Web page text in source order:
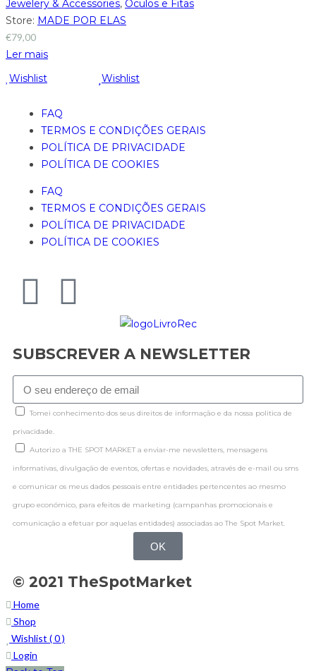
Jewelery & Accessories, Óculos e Fitas
Store: MADE POR ELAS
€79,00
Ler mais
Wishlist
Wishlist
FAQ
TERMOS E CONDIÇÕES GERAIS
POLÍTICA DE PRIVACIDADE
POLÍTICA DE COOKIES
FAQ
TERMOS E CONDIÇÕES GERAIS
POLÍTICA DE PRIVACIDADE
POLÍTICA DE COOKIES
SUBSCREVER A NEWSLETTER
Tomei conhecimento dos seus direitos de informação e da nossa politica de
privacidade.
Autorizo a THE SPOT MARKET a enviar-me newsletters, mensagens
informativas, divulgação de eventos, ofertas e novidades, através de e-mail ou sms
e comunicar os meus dados pessoais entre entidades pertencentes ao mesmo
grupo económico, para efeitos de marketing (campanhas promocionais e
comunicação a efetuar por aquelas entidades) associadas ao The Spot Market.
OK
© 2021 TheSpotMarket
Home
Shop
Wishlist (0)
Login